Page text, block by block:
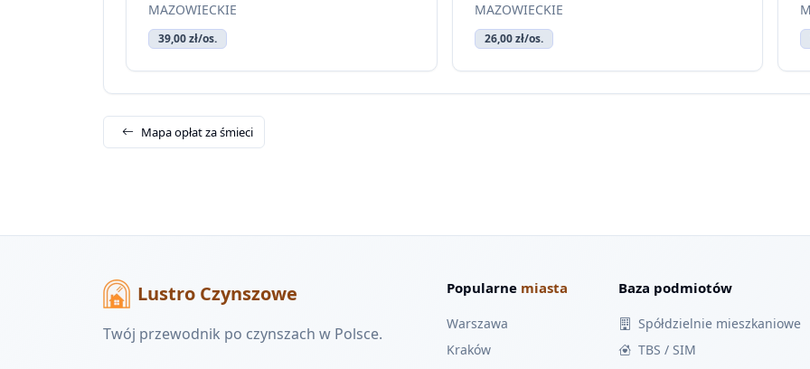
MAZOWIECKIE
39,00 zł/os.
MAZOWIECKIE
26,00 zł/os.
Mapa opłat za śmieci
Lustro Czynszowe
Twój przewodnik po czynszach w Polsce.
Popularne miasta
Warszawa
Kraków
Baza podmiotów
Spółdzielnie mieszkaniowe
TBS / SIM